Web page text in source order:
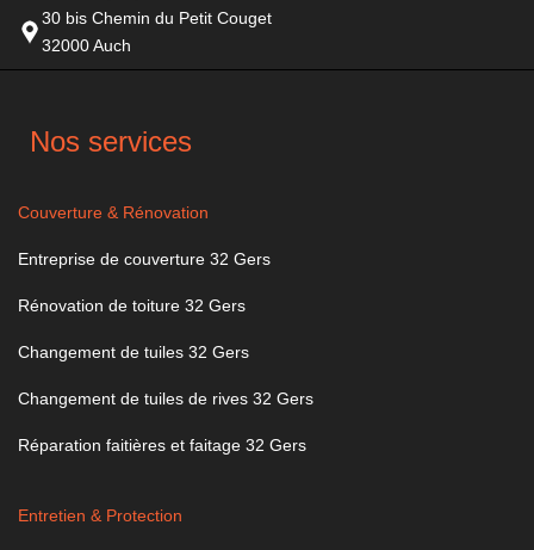
30 bis Chemin du Petit Couget
32000 Auch
Nos services
Couverture & Rénovation
Entreprise de couverture 32 Gers
Rénovation de toiture 32 Gers
Changement de tuiles 32 Gers
Changement de tuiles de rives 32 Gers
Réparation faitières et faitage 32 Gers
Entretien & Protection